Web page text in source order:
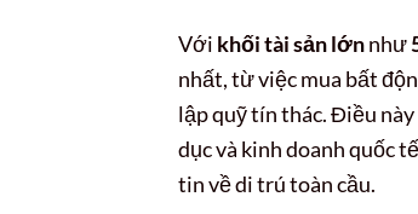
Với khối tài sản lớnnhư
nhất, từ việc mua bất
lập quỹ tín thác. Điều
dục và kinh doanh quốc
tin về di trú toàn cầu.